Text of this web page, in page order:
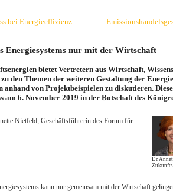
bei Energieeffizienz
Energiesystems nur mit der Wirtschaft
bietet Vertretern aus Wirtschaft,
den Themen der weiteren Gestaltung der
anhand von Projektbeispielen zu diskutieren.
am 6. November 2019 in der Botschaft des
Dr.
Nietfeld, Geschäftsführerin des Forum für
kann nur gemeinsam mit der Wirtschaft